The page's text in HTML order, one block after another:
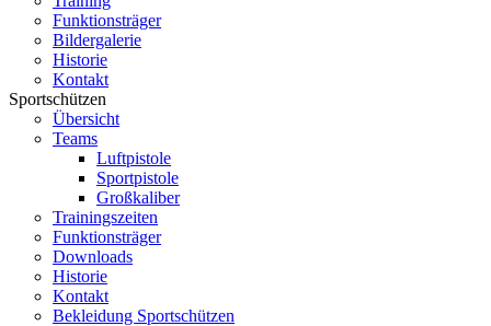
Funktionsträger
Bildergalerie
Historie
Kontakt
Sportschützen
Übersicht
Teams
Luftpistole
Sportpistole
Großkaliber
Trainingszeiten
Funktionsträger
Downloads
Historie
Kontakt
Bekleidung Sportschützen